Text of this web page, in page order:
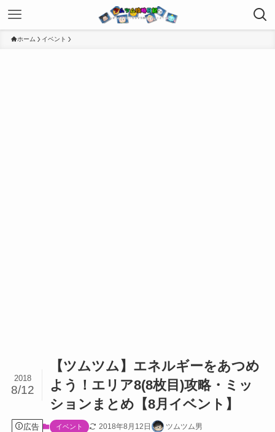
ホーム イベント
【ツムツム】エネルギーをあつめ
よう！エリア8(8枚目)攻略・ミッ
ションまとめ【8月イベント】
2018
8/12
広告 イベント 2018年8月12日 ツムツム男